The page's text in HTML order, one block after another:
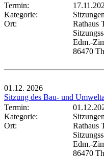
Termin:
Kategorie:
Sitzungen
Ort:
Rathaus
Edm.-
86470
01.12. 2026
Sitzung des Bau- und
Termin:
Kategorie:
Sitzungen
Ort:
Rathaus
Edm.-
86470